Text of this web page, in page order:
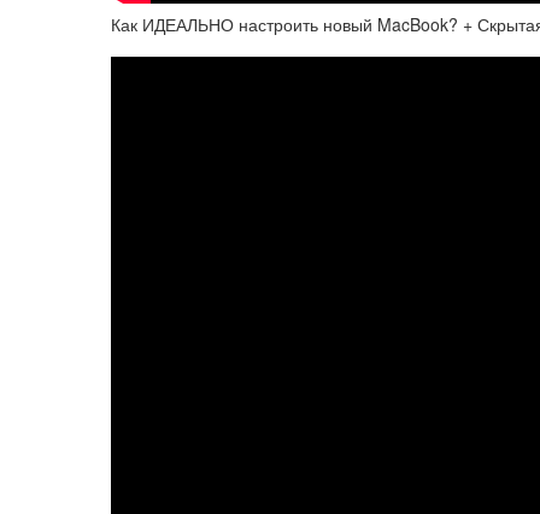
Как ИДЕАЛЬНО настроить новый MacBook? +